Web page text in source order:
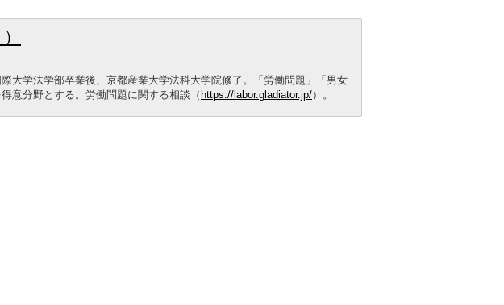
大学法学部卒業後、京都産業大学法科大学院修了。「労働問題」「男女
意分野とする。労働問題に関する相談（ https://labor.gladiator.jp/）。